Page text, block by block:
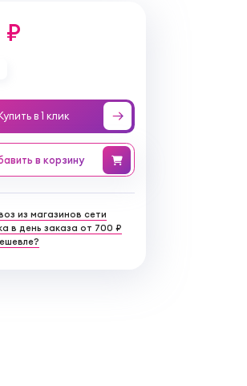
₽
в 1 клик
в корзину
из магазинов сети
в день заказа от 700 ₽